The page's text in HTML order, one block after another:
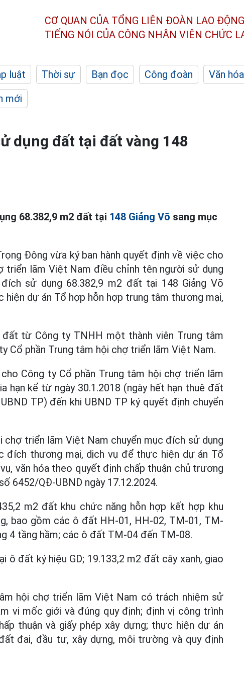
CƠ QUAN CỦA TỔNG LIÊN ĐOÀN LAO
TIẾNG NÓI CỦA CÔNG NHÂN VIÊN CHỨC
luật Thời sự Bạn đọc Công đoàn
Văn
mới
dụng đất tại đất vàng 148
68.382,9 m2 đất tại 148 Giảng Võ sang mục
Đông vừa ký ban hành quyết định về việc cho
triển lãm Việt Nam điều chỉnh tên người sử dụng
sử dụng 68.382,9 m2 đất tại 148 Giảng Võ
hiện dự án Tổ hợp hỗn hợp trung tâm thương mại,
từ Công ty TNHH một thành viên Trung tâm
Cổ phần Trung tâm hội chợ triển lãm Việt Nam.
Công ty Cổ phần Trung tâm hội chợ triển lãm
kể từ ngày 30.1.2018 (ngày hết hạn thuê đất
TP) đến khi UBND TP ký quyết định chuyển
chợ triển lãm Việt Nam chuyển mục đích sử dụng
đích thương mại, dịch vụ để thực hiện dự án Tổ
văn hóa theo quyết định chấp thuận chủ trương
6452/QĐ-UBND ngày 17.12.2024.
m2 đất khu chức năng hỗn hợp kết hợp khu
bao gồm các ô đất HH-01, HH-02, TM-01, TM-
4 tầng hầm; các ô đất TM-04 đến TM-08.
đất ký hiệu GD; 19.133,2 m2 đất cây xanh, giao
hội chợ triển lãm Việt Nam có trách nhiệm sử
vi mốc giới và đúng quy định; định vị công trình
thuận và giấy phép xây dựng; thực hiện dự án
đai, đầu tư, xây dựng, môi trường và quy định